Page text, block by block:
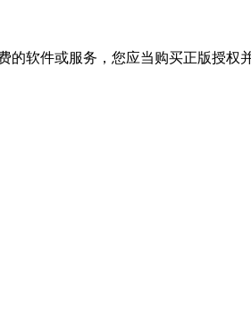
软件或服务，您应当购买正版授权